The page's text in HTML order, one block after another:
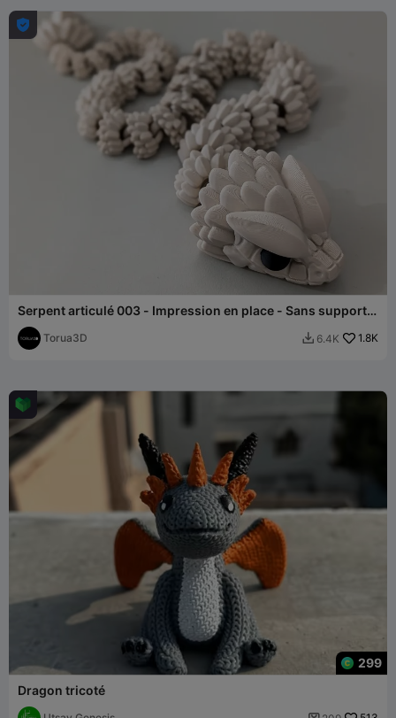

Serpent articulé 003 - Impression en place - Sans supports
- STL
Torua3D  6.4K 1.8K
299
Dragon tricoté